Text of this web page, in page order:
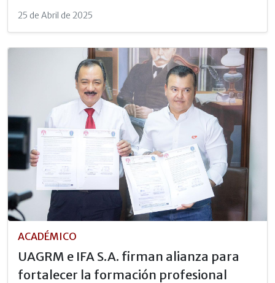
25 de Abril de 2025
ACADÉMICO
UAGRM e IFA S.A. firman alianza para
fortalecer la formación profesional